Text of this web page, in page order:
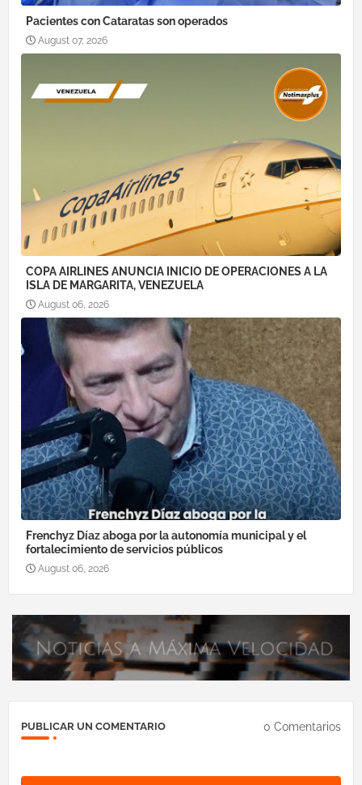
Pacientes con Cataratas son operados
August 07, 2026
COPA AIRLINES ANUNCIA INICIO DE OPERACIONES A LA
ISLA DE MARGARITA, VENEZUELA
August 06, 2026
Frenchyz Díaz aboga por la autonomía municipal y el
fortalecimiento de servicios públicos
August 06, 2026
PUBLICAR UN COMENTARIO 0 Comentarios